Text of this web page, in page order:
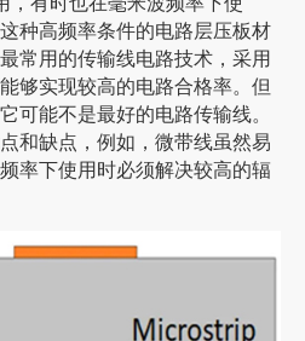
种高频率条件的电路层压板材
常用的传输线电路技术，采用
够实现较高的电路合格率。但
可能不是最好的电路传输线。
和缺点，例如，微带线虽然易
率下使用时必须解决较高的辐